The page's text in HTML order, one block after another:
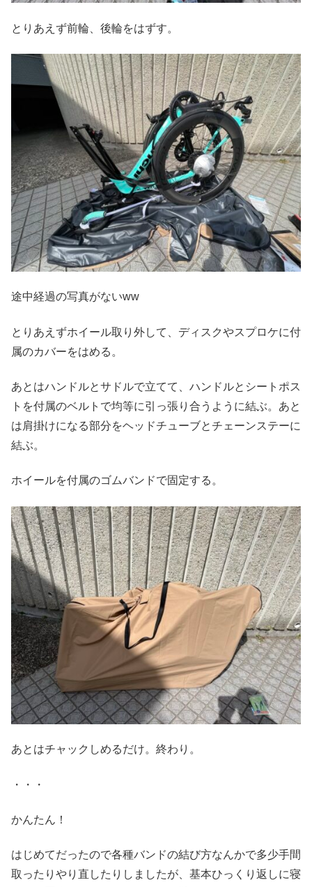
とりあえず前輪、後輪をはずす。
途中経過の写真がないww
とりあえずホイール取り外して、ディスクやスプロケに付
属のカバーをはめる。
あとはハンドルとサドルで立てて、ハンドルとシートポス
トを付属のベルトで均等に引っ張り合うように結ぶ。あと
は肩掛けになる部分をヘッドチューブとチェーンステーに
結ぶ。
ホイールを付属のゴムバンドで固定する。
あとはチャックしめるだけ。終わり。
・・・
かんたん！
はじめてだったので各種バンドの結び方なんかで多少手間
取ったりやり直したりしましたが、基本ひっくり返しに寝